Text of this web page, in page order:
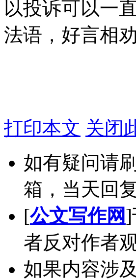
以投诉可以一
法语，好言相
打印本文 关闭
如有疑问请
箱，当天回复
[公文写作网]
者反对作者观
如果内容涉